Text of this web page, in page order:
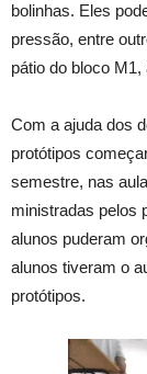
bolinhas. Eles
pressão, entre
pátio do bloco
Com a ajuda dos
protótipos
semestre, nas
ministradas pelos
alunos puderam
alunos tiveram o
protótipos.